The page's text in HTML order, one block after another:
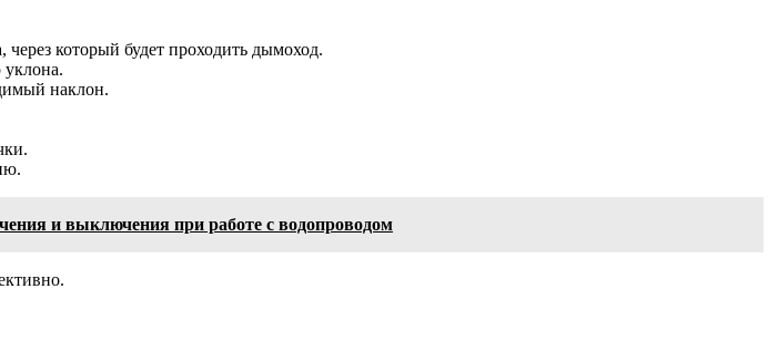
который будет проходить дымоход.
уклона.
наклон.
и выключения при работе с водопроводом